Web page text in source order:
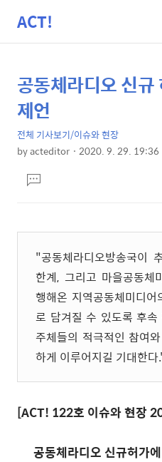
ACT!
상
세
컨
텐
본
문
제
목
공동체라디오 신
제언
전체 기사보기/이슈와 현장
byacteditor 2020. 9. 29. 19:36
문댓
글
"공동체라디오방송국이
한계, 그리고 마을공동체
행해온 지역공동체미디
로 담겨질 수 있도록 후속
주체들의 적극적인 참여
하게 이루어지길 기대한다
[ACT! 122호 이슈와 현장
공동체라디오 신규허가